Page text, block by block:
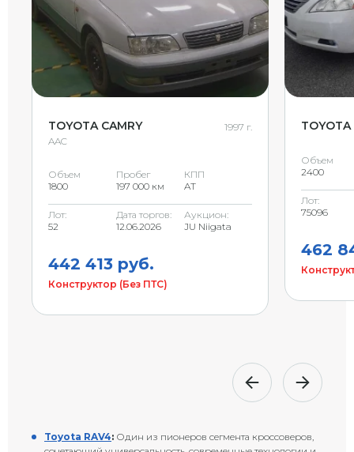
TOYOTA CAMRY
AAC
1997 г.
Объем
1800
Пробег
197 000 км
КПП
AT
Лот:
52
Дата торгов:
12.06.2026
Аукцион:
JU Niigata
442 413 руб.
Конструктор (Без ПТС)
TOYOTA
Объем
2400
Лот:
75096
462
Toyota RAV4: Один из пионеров сегмента кроссоверов,